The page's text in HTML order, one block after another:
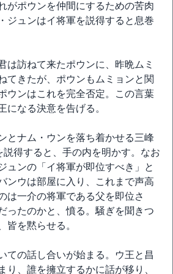
がポウンを仲間にするための苦肉
ジュンはイ将軍を説得すると息巻
は訪ねて来たポウンに、昨晩ムミ
てきたが、ポウンもムミョンと関
ウンはこれを完全否定。この言葉
になる決意を告げる。
とナム・ウンを落ち着かせる三峰
説得すると、手の内を明かす。なお
ュンの「イ将軍が即位すべき」と
ンウは部屋に入り、これまで声高
は一介の将軍である父を即位さ
ったのかと、憤る。騒ぎを聞きつ
皆を黙らせる。
ての話し合いが始まる。ウ王と昌
り、誰を擁立するかに話が移り、